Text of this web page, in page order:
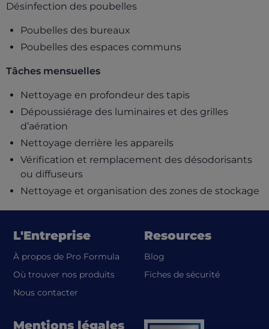
Désinfection des poubelles
Poubelles des bureaux
Poubelles des espaces communs
Tâches mensuelles
Nettoyage en profondeur des tapis
Dépoussiérage des luminaires et des grilles
d’aération
Nettoyage derrière les appareils
Vérification et remplacement des désodorisants
ou diffuseurs
Nettoyage et organisation des zones de stockage
L'Entreprise
À propos de Pro Formula
Où trouver nos produits
Nous contacter
Resources
Blog
Fiches de sécurité(opens in a
Mentions légales